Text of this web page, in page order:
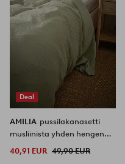
Deal
AMILIA pussilakanasetti
musliinista yhden hengen
vuode
40,91 EUR 49,90 EUR